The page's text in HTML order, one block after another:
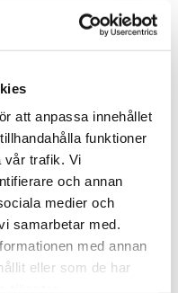
att anpassa innehållet
funktioner
vår trafik. Vi
och annan
medier och
samarbetar med.
med annan
eller som de har
via